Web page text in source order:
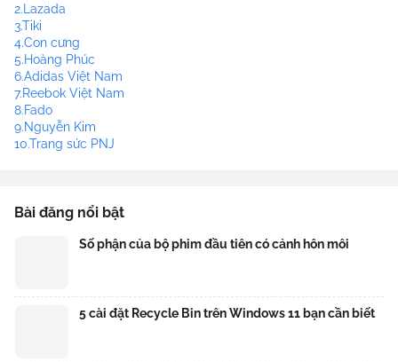
2.Lazada
3.Tiki
4.Con cưng
5.Hoàng Phúc
6.Adidas Việt Nam
7.Reebok Việt Nam
8.Fado
9.Nguyễn Kim
10.Trang sức PNJ
Bài đăng nổi bật
Số phận của bộ phim đầu tiên có cảnh hôn môi
5 cài đặt Recycle Bin trên Windows 11 bạn cần biết